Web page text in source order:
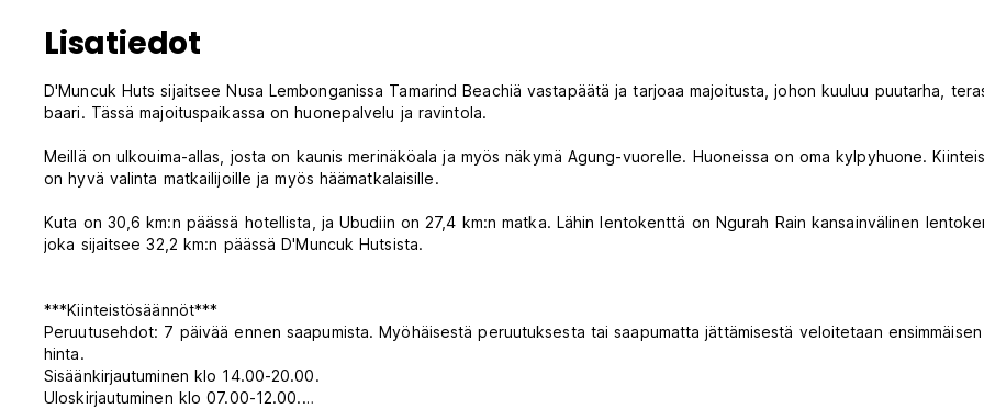
Lisatiedot
D'Muncuk Huts sijaitsee Nusa Lembonganissa Tamarind Beachiä vastapäätä ja tarjoaa majoitusta, johon kuuluu puutarha,
baari. Tässä majoituspaikassa on huonepalvelu ja ravintola.
Meillä on ulkouima-allas, josta on kaunis merinäköala ja myös näkymä Agung-vuorelle. Huoneissa on oma kylpyhuone.
on hyvä valinta matkailijoille ja myös häämatkalaisille.
Kuta on 30,6 km:n päässä hotellista, ja Ubudiin on 27,4 km:n matka. Lähin lentokenttä on Ngurah Rain kansainvälinen
joka sijaitsee 32,2 km:n päässä D'Muncuk Hutsista.
***Kiinteistösäännöt***
Peruutusehdot: 7 päivää ennen saapumista. Myöhäisestä peruutuksesta tai saapumatta jättämisestä veloitetaan
hinta.
Sisäänkirjautuminen klo 14.00-20.00.
Uloskirjautuminen klo 07.00-12.00.